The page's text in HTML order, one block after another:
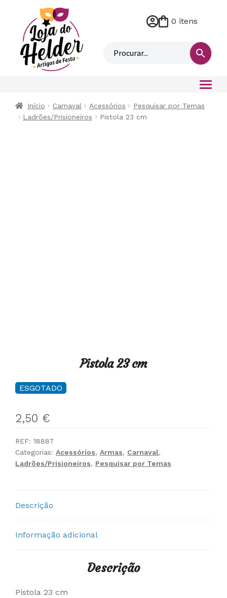
M
n
0 itens
Início Carnaval Acessórios
Pesquisar por Temas
Ladrões/Prisioneiros
Pistola 23 cm
Pistola 23 cm
ESGOTADO
2,50 €
REF: 18887
Categorias: Acessórios, Armas, Carnaval,
Ladrões/Prisioneiros, Pesquisar por Temas
Descrição
Informação adicional
Descrição
Pistola 23 cm